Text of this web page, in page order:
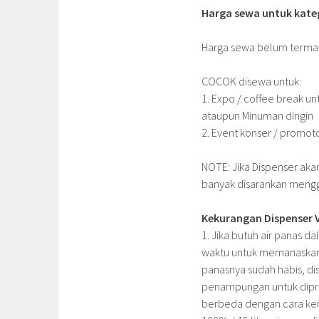
Harga sewa untuk
Harga sewa belum
COCOK disewa untuk:
1. Expo / coffee break
ataupun Minuman dingin
2. Event konser /
NOTE: Jika Dispenser
banyak disarankan
Kekurangan Dispenser
1. Jika butuh air panas
waktu untuk
panasnya sudah habis,
penampungan untuk
berbeda dengan cara